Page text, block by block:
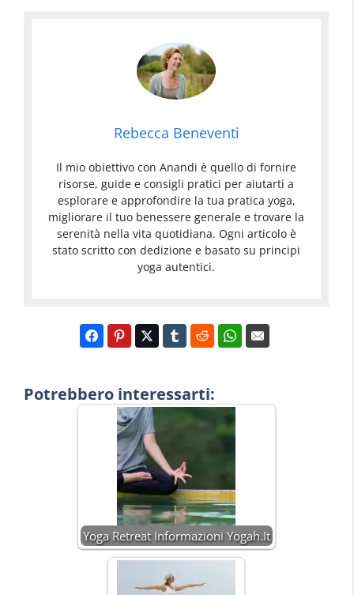
Rebecca Beneventi
Il mio obiettivo con Anandi è quello di fornire
risorse, guide e consigli pratici per aiutarti a
esplorare e approfondire la tua pratica yoga,
migliorare il tuo benessere generale e trovare la
serenità nella vita quotidiana. Ogni articolo è
stato scritto con dedizione e basato su principi
yoga autentici.
Potrebbero interessarti:
Yoga Retreat Informazioni Yogah.It